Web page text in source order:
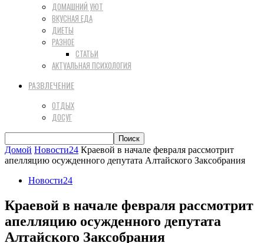
ДОМАШНИЙ УЮТ
ВКУСНАЯ ЕДА
ДИЕТЫ
РАЗНОЕ
СТАТЬИ
АКТУАЛЬНАЯ ПСИХОЛОГИЯ
РАЗВЛЕЧЕНИЕ
ОТДЫХ
ДОСУГ
Домой Новости24 Краевой в начале февраля рассмотрит
апелляцию осужденного депутата Алтайского Заксобрания
Новости24
Краевой в начале февраля рассмотрит
апелляцию осужденного депутата
Алтайского Заксобрания